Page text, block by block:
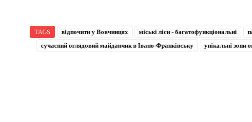
TAGS відпочити у Вовчинцях міські ліси - багатофункціональні
сучасний оглядовий майданчик в Івано-Франківську
унікальні зони